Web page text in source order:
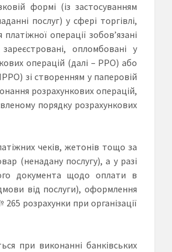
формі (із застосуванням
послуг) у сфері торгівлі,
операції зобов’язані
опломбовані у
операцій (далі – РРО) або
зі створенням у паперовій
розрахункових операцій,
порядку розрахункових
чеків, жетонів тощо за
(ненадану послугу), а у разі
документа щодо оплати в
від послуги), оформлення
розрахунки при організації
при виконанні банківських